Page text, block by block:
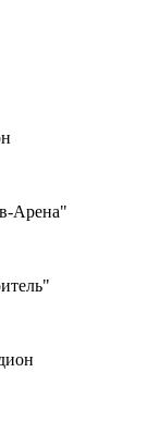
Арена"